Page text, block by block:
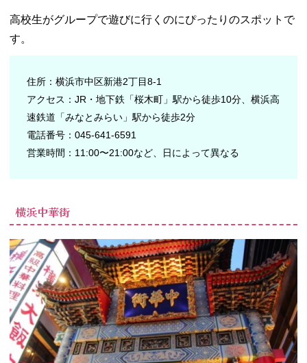
高校生がグループで遊びに行くのにぴったりのスポットで
す。
住所：横浜市中区新港2丁目8-1
アクセス：JR・地下鉄「桜木町」駅から徒歩10分、横浜高
速鉄道「みなとみらい」駅から徒歩2分
電話番号：045-641-6591
営業時間：11:00〜21:00など、日によって異なる
横浜中華街